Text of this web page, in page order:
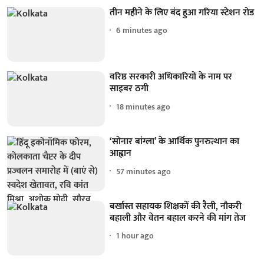
तीन महीने के लिए बंद हुआ गरिया स्टेशन रोड
6 minutes ago
वरिष्ठ सरकारी अधिकारियों के नाम पर
साइबर ठगी
18 minutes ago
‘सोनार बांग्ला’ के आर्थिक पुनरुत्थान का
आह्वान
57 minutes ago
बर्खास्त सहायक शिक्षकों की रैली, नौकरी
बहाली और वेतन बहाल करने की मांग तेज
1 hour ago